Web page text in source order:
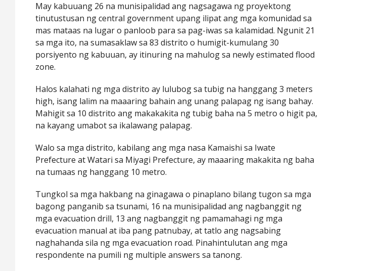
May kabuuang 26 na munisipalidad ang nagsagawa ng proyektong
tinutustusan ng central government upang ilipat ang mga komunidad sa
mas mataas na lugar o panloob para sa pag-iwas sa kalamidad. Ngunit 21
sa mga ito, na sumasaklaw sa 83 distrito o humigit-kumulang 30
porsiyento ng kabuuan, ay itinuring na mahulog sa newly estimated flood
zone.
Halos kalahati ng mga distrito ay lulubog sa tubig na hanggang 3 meters
high, isang lalim na maaaring bahain ang unang palapag ng isang bahay.
Mahigit sa 10 distrito ang makakakita ng tubig baha na 5 metro o higit pa,
na kayang umabot sa ikalawang palapag.
Walo sa mga distrito, kabilang ang mga nasa Kamaishi sa Iwate
Prefecture at Watari sa Miyagi Prefecture, ay maaaring makakita ng baha
na tumaas ng hanggang 10 metro.
Tungkol sa mga hakbang na ginagawa o pinaplano bilang tugon sa mga
bagong panganib sa tsunami, 16 na munisipalidad ang nagbanggit ng
mga evacuation drill, 13 ang nagbanggit ng pamamahagi ng mga
evacuation manual at iba pang patnubay, at tatlo ang nagsabing
naghahanda sila ng mga evacuation road. Pinahintulutan ang mga
respondente na pumili ng multiple answers sa tanong.